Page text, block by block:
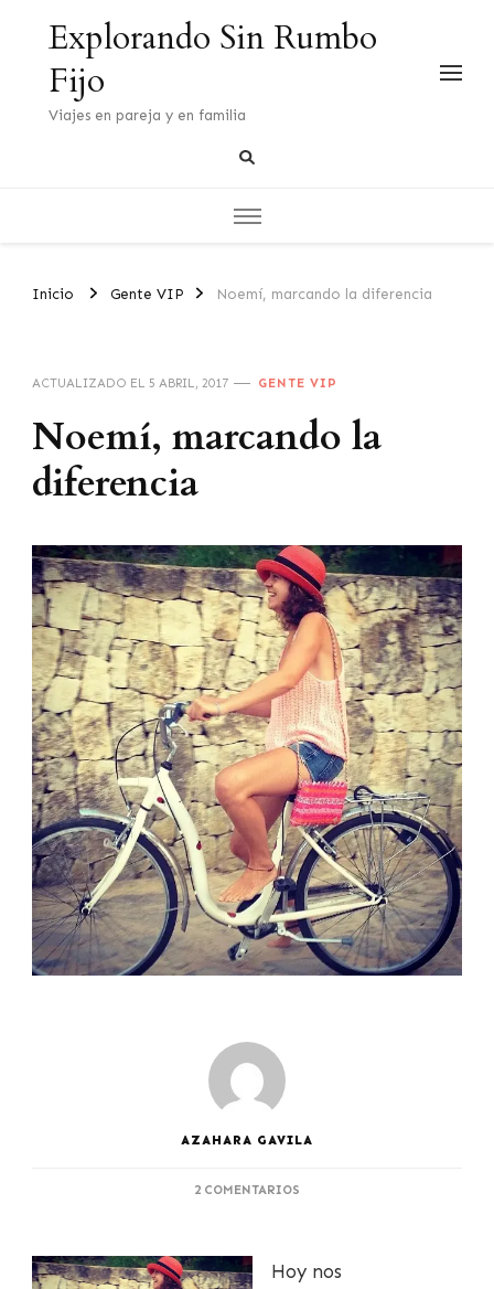
Explorando Sin Rumbo
Fijo
Viajes en pareja y en familia
Inicio Gente VIP Noemí, marcando la diferencia
ACTUALIZADO EL 5 ABRIL, 2017 GENTE VIP
Noemí, marcando la
diferencia
AZAHARA GAVILA
2 COMENTARIOS
DIFERENCIA
Hoy nos